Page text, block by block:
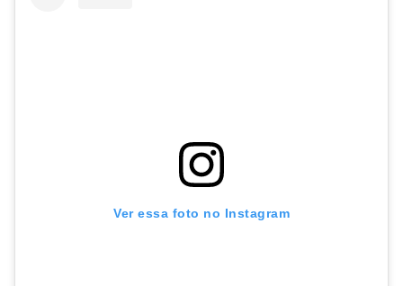
Ver essa foto no Instagram